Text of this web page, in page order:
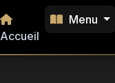
Accueil
Menu